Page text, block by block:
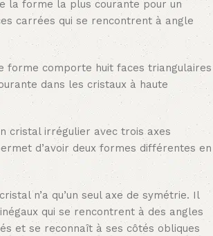
la forme la plus courante pour un
carrées qui se rencontrent à angle
forme comporte huit faces triangulaires
dans les cristaux à haute
cristal irrégulier avec trois axes
d’avoir deux formes différentes en
n’a qu’un seul axe de symétrie. Il
qui se rencontrent à des angles
et se reconnaît à ses côtés obliques